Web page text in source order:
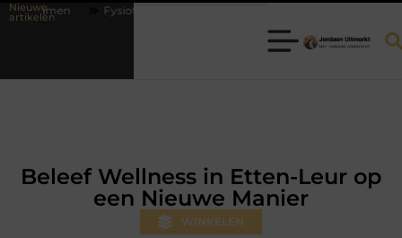
Nieuwe
artikelenHilversum: professionele hulp bij pijn en bewegingsklachten
Beleef Wellness in Etten-Leur op
een Nieuwe Manier
WINKELEN